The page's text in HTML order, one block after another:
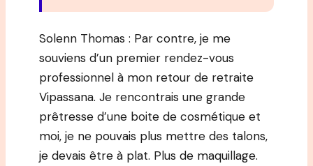
Solenn Thomas : Par contre, je me
souviens d’un premier rendez-vous
professionnel à mon retour de retraite
Vipassana. Je rencontrais une grande
prêtresse d’une boite de cosmétique et
moi, je ne pouvais plus mettre des talons,
je devais être à plat. Plus de maquillage.